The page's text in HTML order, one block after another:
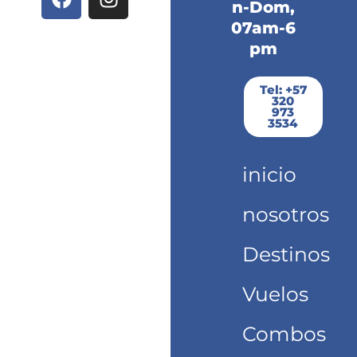
a
n
n-Dom,
07am-6
pm
Tel: +57
320
973
3534
inicio
nosotros
Destinos
Vuelos
Combos